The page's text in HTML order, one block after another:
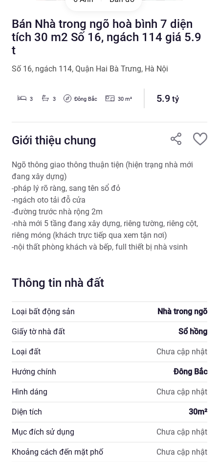
Bán Nhà trong ngõ hoà bình 7 diện
tích 30 m2 Số 16, ngách 114 giá 5.9
t
Số 16, ngách 114, Quận Hai Bà Trưng, Hà Nội
3 3 Đông Bắc 30m² 5.9tỷ
Giới thiệu chung
Ngõ thông giao thông thuận tiện (hiện trạng nhà mới
đang xây dựng)
-pháp lý rõ ràng, sang tên sổ đỏ
-ngách oto tải đỗ cửa
-đường trước nhà rộng 2m
-nhà mới 5 tầng đang xây dựng, riêng tường, riêng cột,
riêng móng (khách trực tiếp qua xem tận nơi)
-nội thất phòng khách và bếp, full thiết bị nhà vsinh
Thông tin nhà đất
Loại bất động sản Nhà trong ngõ
Giấy tờ nhà đất Sổ hồng
Loại đất Chưa cập nhật
Hướng chính Đông Bắc
Hình dáng Chưa cập nhật
Diện tích 30m²
Mục đích sử dụng Chưa cập nhật
Khoảng cách đến mặt phố Chưa cập nhật